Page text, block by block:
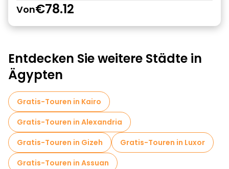
Von€78.12
Entdecken Sie weitere Städte in
Ägypten
Gratis-Touren in Kairo
Gratis-Touren in Alexandria
Gratis-Touren in Gizeh
Gratis-Touren in Luxor
Gratis-Touren in Assuan